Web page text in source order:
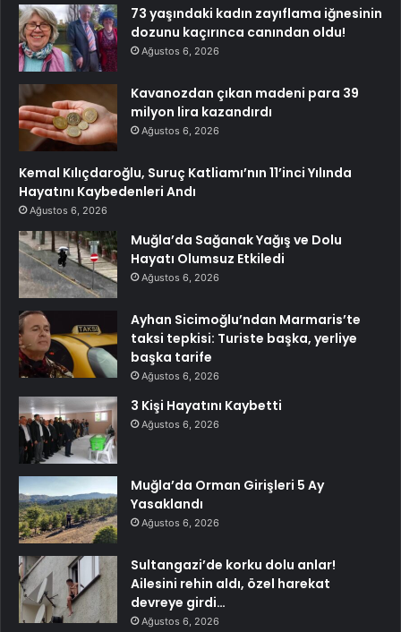
73 yaşındaki kadın zayıflama iğnesinin
dozunu kaçırınca canından oldu!
Ağustos 6, 2026
Kavanozdan çıkan madeni para 39
milyon lira kazandırdı
Ağustos 6, 2026
Kemal Kılıçdaroğlu, Suruç Katliamı’nın 11’inci Yılında
Hayatını Kaybedenleri Andı
Ağustos 6, 2026
Muğla’da Sağanak Yağış ve Dolu
Hayatı Olumsuz Etkiledi
Ağustos 6, 2026
Ayhan Sicimoğlu’ndan Marmaris’te
taksi tepkisi: Turiste başka, yerliye
başka tarife
Ağustos 6, 2026
3 Kişi Hayatını Kaybetti
Ağustos 6, 2026
Muğla’da Orman Girişleri 5 Ay
Yasaklandı
Ağustos 6, 2026
Sultangazi’de korku dolu anlar!
Ailesini rehin aldı, özel harekat
devreye girdi…
Ağustos 6, 2026